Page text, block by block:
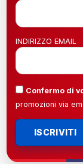
INDIRIZZO EMAIL
Confermo di
promozioni via
ISCRIVITI